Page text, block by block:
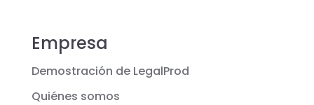
Empresa
Demostración de LegalProd
Quiénes somos